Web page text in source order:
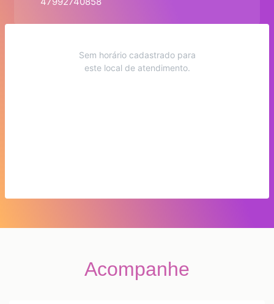
Sem horário cadastrado para
este local de atendimento.
Acompanhe